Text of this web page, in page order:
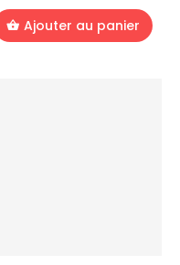
Ajouter au panier